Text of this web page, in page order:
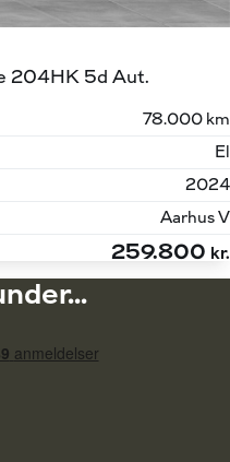
204HK 5d Aut.
78.000 km
El
2024
Aarhus V
259.800 kr.